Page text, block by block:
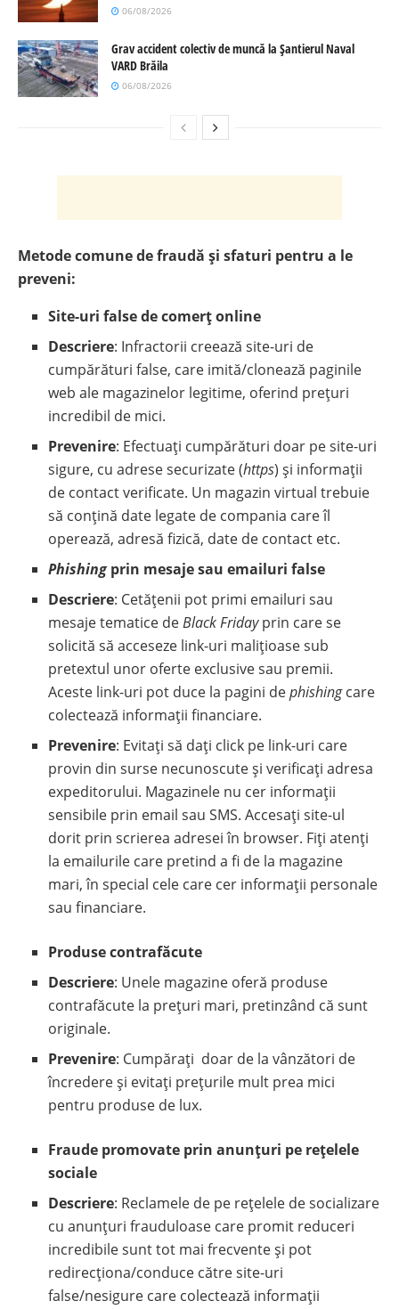
06/08/2026
Grav accident colectiv de muncă la Șantierul Naval
VARD Brăila
06/08/2026
Metode comune de fraudă și sfaturi pentru a le
preveni:
Site-uri false de comerț online
Descriere: Infractorii creează site-uri de
cumpărături false, care imită/clonează paginile
web ale magazinelor legitime, oferind prețuri
incredibil de mici.
Prevenire: Efectuați cumpărături doar pe site-uri
sigure, cu adrese securizate (https) și informații
de contact verificate. Un magazin virtual trebuie
să conțină date legate de compania care îl
operează, adresă fizică, date de contact etc.
Phishingprin mesaje sau emailuri false
Descriere: Cetățenii pot primi emailuri sau
mesaje tematice deBlack Fridayprin care se
solicită să acceseze link-uri malițioase sub
pretextul unor oferte exclusive sau premii.
Aceste link-uri pot duce la pagini dephishingcare
colectează informații financiare.
Prevenire: Evitați să dați click pe link-uri care
provin din surse necunoscute și verificați adresa
expeditorului. Magazinele nu cer informații
sensibile prin email sau SMS. Accesați site-ul
dorit prin scrierea adresei în browser. Fiți atenți
la emailurile care pretind a fi de la magazine
mari, în special cele care cer informații personale
sau financiare.
Produse contrafăcute
Descriere: Unele magazine oferă produse
contrafăcute la prețuri mari, pretinzând că sunt
originale.
Prevenire: Cumpărați doar de la vânzători de
încredere și evitați prețurile mult prea mici
pentru produse de lux.
Fraude promovate prin anunțuri pe rețelele
sociale
Descriere: Reclamele de pe rețelele de socializare
cu anunțuri frauduloase care promit reduceri
incredibile sunt tot mai frecvente și pot
redirecționa/conduce către site-uri
false/nesigure care colectează informații